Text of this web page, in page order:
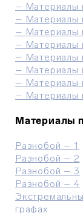
– Материалы
– Материалы
– Материалы
– Материалы
– Материалы
– Материалы
– Материалы
– Материалы
Материалы
Разнобой – 1
Разнобой – 2
Разнобой – 3
Разнобой – 4
графах